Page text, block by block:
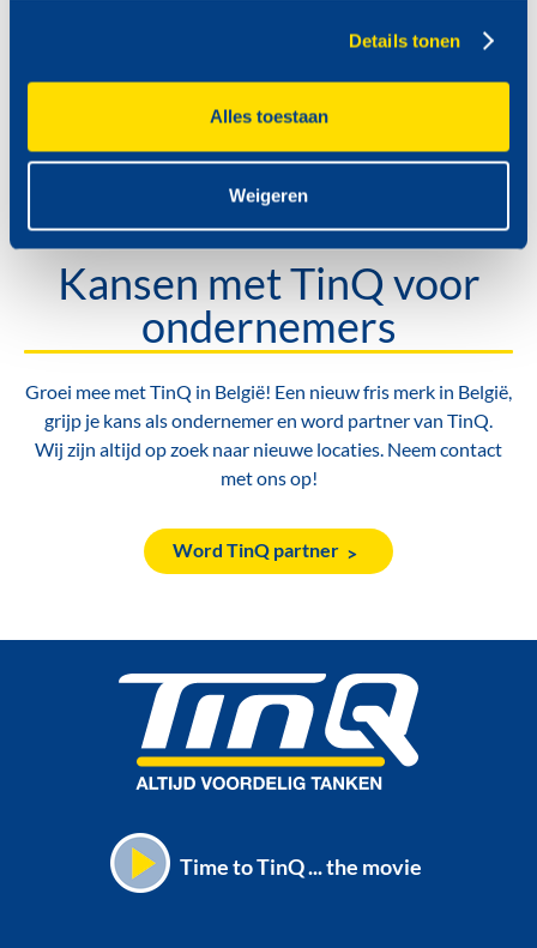
Details tonen
Alles toestaan
Weigeren
Kansen met TinQ voor
ondernemers
Groei mee met TinQ in België! Een nieuw fris merk in België,
grijp je kans als ondernemer en word partner van TinQ.
Wij zijn altijd op zoek naar nieuwe locaties. Neem contact
met ons op!
Word TinQ partner
Time to TinQ ... the movie